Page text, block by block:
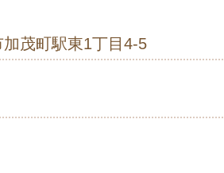
茂町駅東1丁目4-5